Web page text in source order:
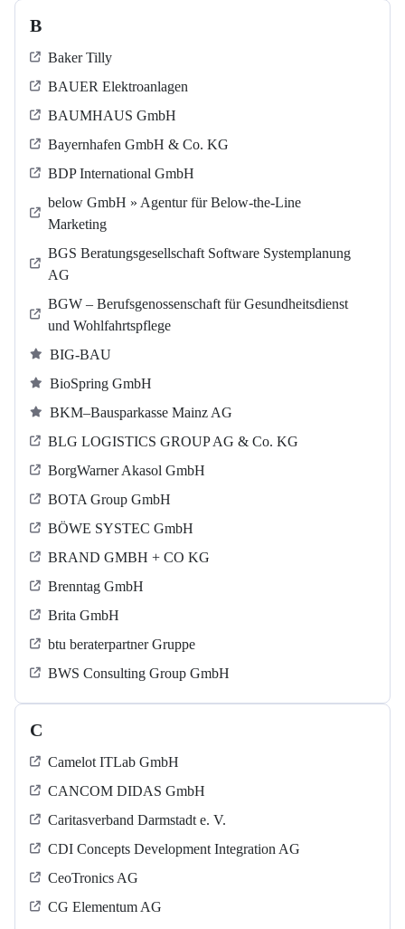
B
Baker Tilly
BAUER Elektroanlagen
BAUMHAUS GmbH
Bayernhafen GmbH & Co. KG
BDP International GmbH
below GmbH » Agentur für Below-the-Line
Marketing
BGS Beratungsgesellschaft Software Systemplanung
AG
BGW – Berufsgenossenschaft für Gesundheitsdienst
und Wohlfahrtspflege
BIG-BAU
BioSpring GmbH
BKM–Bausparkasse Mainz AG
BLG LOGISTICS GROUP AG & Co. KG
BorgWarner Akasol GmbH
BOTA Group GmbH
BÖWE SYSTEC GmbH
BRAND GMBH + CO KG
Brenntag GmbH
Brita GmbH
btu beraterpartner Gruppe
BWS Consulting Group GmbH
C
Camelot ITLab GmbH
CANCOM DIDAS GmbH
Caritasverband Darmstadt e. V.
CDI Concepts Development Integration AG
CeoTronics AG
CG Elementum AG